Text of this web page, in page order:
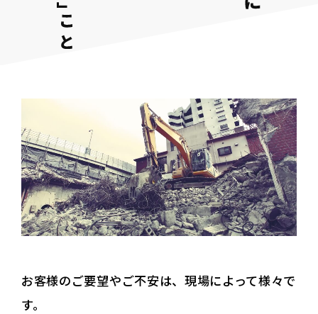
お客様のご要望やご不安は、現場によって様々で
す。